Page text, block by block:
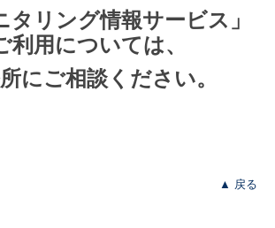
タリング情報サービス」
利用については、
にご相談ください。
▲ 戻る